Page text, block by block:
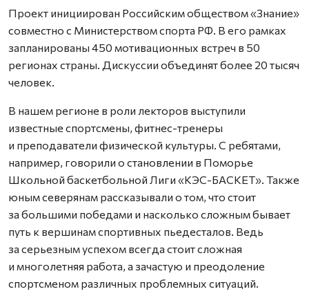
Проект инициирован Российским обществом «Знание»
совместно с Министерством спорта РФ. В его рамках
запланированы 450 мотивационных встреч в 50
регионах страны. Дискуссии объединят более 20 тысяч
человек.
В нашем регионе в роли лекторов выступили
известные спортсмены, фитнес-тренеры
и преподаватели физической культуры. С ребятами,
например, говорили о становлении в Поморье
Школьной баскетбольной Лиги «КЭС-БАСКЕТ». Также
юным северянам рассказывали о том, что стоит
за большими победами и насколько сложным бывает
путь к вершинам спортивных пьедесталов. Ведь
за серьезным успехом всегда стоит сложная
и многолетняя работа, а зачастую и преодоление
спортсменом различных проблемных ситуаций.